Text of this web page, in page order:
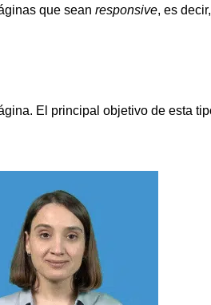
que sean responsive, es
El principal objetivo de esta